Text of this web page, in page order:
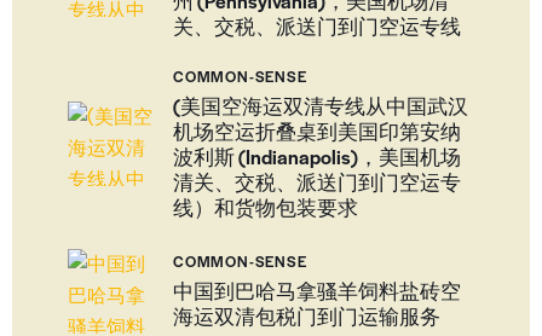
关、交税、派送门到门空运专线
COMMON-SENSE
(美国空海运双清专线从中国武汉
机场空运折叠桌到美国印第安纳
波利斯 (Indianapolis)，美国机场
清关、交税、派送门到门空运专
线）和货物包装要求
COMMON-SENSE
中国到巴哈马拿骚羊饲料盐砖空
海运双清包税门到门运输服务